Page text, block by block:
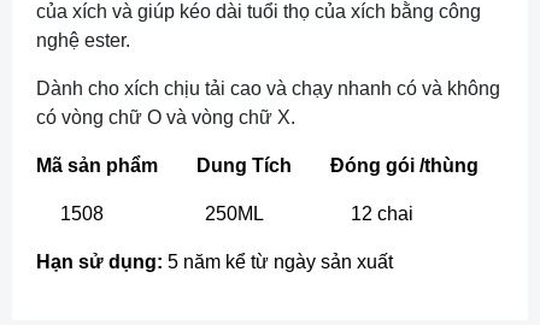
của xích và giúp kéo dài tuổi thọ của xích bằng công
nghệ ester.
Dành cho xích chịu tải cao và chạy nhanh có và không
có vòng chữ O và vòng chữ X.
Mã sản phẩm Dung Tích Đóng gói /thùng
1508 250ML 12 chai
Hạn sử dụng: 5 năm kể từ ngày sản xuất